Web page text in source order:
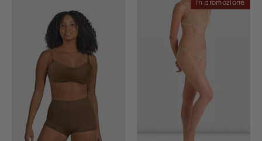
In promozione